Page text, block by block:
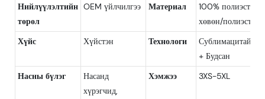
Нийлүүлэлтийн
төрөл
OEM үйлчилгээ Материал
100% полиэстр;
хөвөн/полиэстр
Хүйс
Хүйстэн Технологи
Сублимацитай
+ Будсан
Насны бүлэг
Насанд
хүрэгчид,
Хэмжээ 3XS-5XL